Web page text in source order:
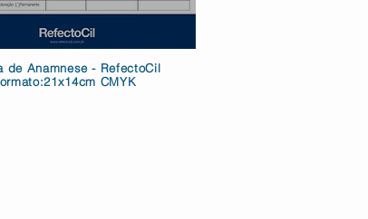
de Anamnese - RefectoCil
CMYK